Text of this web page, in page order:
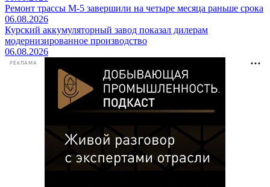
Ремонт трассы М-5 завершили на четыре месяца раньше срока
06.08.2026
Курский аккумуляторный завод показал дилерам
модернизированное производство
06.08.2026
РЕКЛАМА